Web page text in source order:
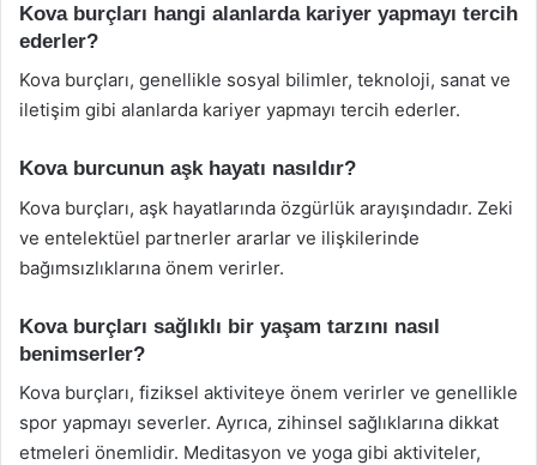
Kova burçları hangi alanlarda kariyer yapmayı tercih
ederler?
Kova burçları, genellikle sosyal bilimler, teknoloji, sanat ve
iletişim gibi alanlarda kariyer yapmayı tercih ederler.
Kova burcunun aşk hayatı nasıldır?
Kova burçları, aşk hayatlarında özgürlük arayışındadır. Zeki
ve entelektüel partnerler ararlar ve ilişkilerinde
bağımsızlıklarına önem verirler.
Kova burçları sağlıklı bir yaşam tarzını nasıl
benimserler?
Kova burçları, fiziksel aktiviteye önem verirler ve genellikle
spor yapmayı severler. Ayrıca, zihinsel sağlıklarına dikkat
etmeleri önemlidir. Meditasyon ve yoga gibi aktiviteler,